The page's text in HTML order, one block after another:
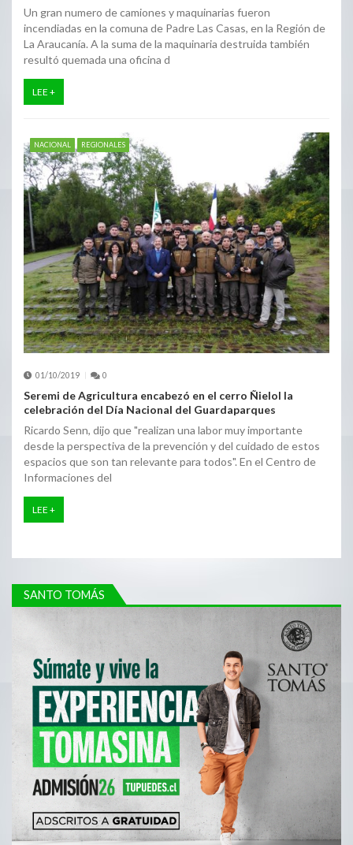
Un gran numero de camiones y maquinarias fueron
incendiadas en la comuna de Padre Las Casas, en la Región de
La Araucanía. A la suma de la maquinaria destruida también
resultó quemada una oficina d
LEE +
NACIONAL REGIONALES
01/10/2019 0
Seremi de Agricultura encabezó en el cerro Ñielol la
celebración del Día Nacional del Guardaparques
Ricardo Senn, dijo que "realizan una labor muy importante
desde la perspectiva de la prevención y del cuidado de estos
espacios que son tan relevante para todos". En el Centro de
Informaciones del
LEE +
SANTO TOMÁS